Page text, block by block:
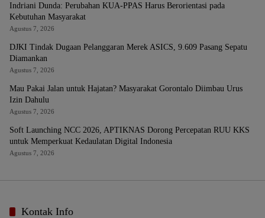
Indriani Dunda: Perubahan KUA-PPAS Harus Berorientasi pada
Kebutuhan Masyarakat
Agustus 7, 2026
DJKI Tindak Dugaan Pelanggaran Merek ASICS, 9.609 Pasang Sepatu
Diamankan
Agustus 7, 2026
Mau Pakai Jalan untuk Hajatan? Masyarakat Gorontalo Diimbau Urus
Izin Dahulu
Agustus 7, 2026
Soft Launching NCC 2026, APTIKNAS Dorong Percepatan RUU KKS
untuk Memperkuat Kedaulatan Digital Indonesia
Agustus 7, 2026
Kontak Info